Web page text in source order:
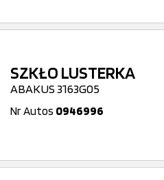
SZKŁO LUSTERKA
ABAKUS 3163G05
Nr Autos 0946996